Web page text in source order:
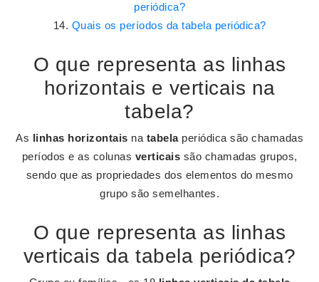
periódica?
Quais os períodos da tabela periódica?
O que representa as linhas
horizontais e verticais na
tabela?
As linhas horizontais na tabelaperiódica são chamadas
períodos e as colunas verticais são chamadas grupos,
sendo que as propriedades dos elementos do mesmo
grupo são semelhantes.
O que representa as linhas
verticais da tabela periódica?